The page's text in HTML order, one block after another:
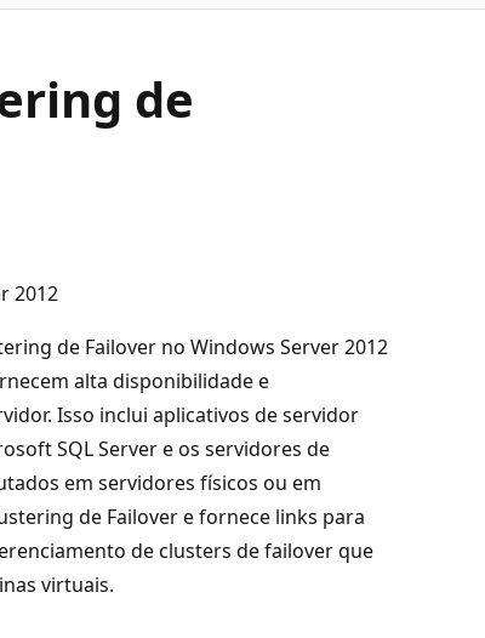
de
2012
de Failover no Windows Server 2012
alta disponibilidade e
Isso inclui aplicativos de servidor
SQL Server e os servidores de
em servidores físicos ou em
de Failover e fornece links para
de clusters de failover que
virtuais.